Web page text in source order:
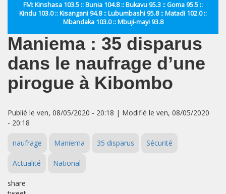
FM: Kinshasa 103.5 :: Bunia 104.8 :: Bukavu 95.3 :: Goma 95.5 ::
Kindu 103.0 :: Kisangani 94.8 :: Lubumbashi 95.8 :: Matadi 102.0 ::
Mbandaka 103.0 :: Mbuji-mayi 93.8
Maniema : 35 disparus
dans le naufrage d’une
pirogue à Kibombo
Publié le ven, 08/05/2020 - 20:18 | Modifié le ven, 08/05/2020
- 20:18
naufrage Maniema 35 disparus Sécurité
Actualité National
share